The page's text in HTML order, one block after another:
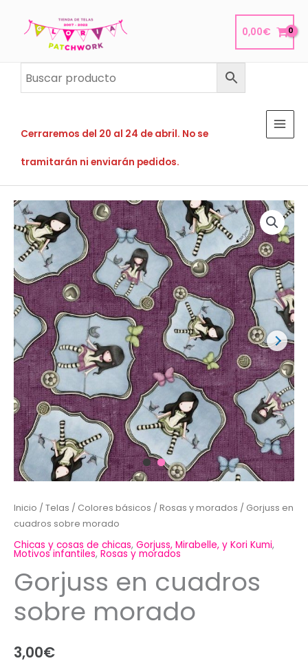
0,00€
Cerraremos del 20 al 24 de abril. No se
tramitarán ni enviarán pedidos.
Inicio / Telas / Colores básicos / Rosas y morados / Gorjuss en
cuadros sobre morado
Chicas y cosas de chicas, Gorjuss, Mirabelle, y Kori Kumi,
Motivos infantiles, Rosas y morados
Gorjuss en cuadros
sobre morado
3,00€